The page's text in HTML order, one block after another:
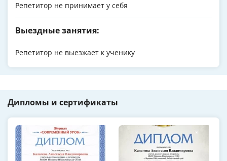
Репетитор не принимает у себя
Выездные занятия:
Репетитор не выезжает к ученику
Дипломы и сертификаты